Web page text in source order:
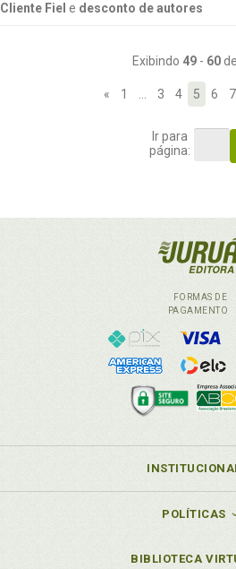
Cliente Fiel e desconto de autores
Exibindo 49- 60de
« 1 3 4 5 6 7
Ir para
página:
FORMAS DE
PAGAMENTO
POLÍTICAS
BIBLIOTECA